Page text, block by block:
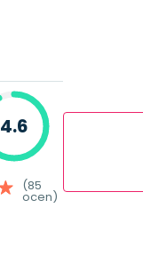
4.6
(85
ocen)